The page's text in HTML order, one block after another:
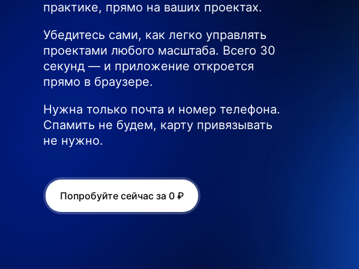
практике, прямо на ваших проектах.
Убедитесь сами, как легко управлять
проектами любого масштаба. Всего 30
секунд — и приложение откроется
прямо в браузере.
Нужна только почта и номер телефона.
Спамить не будем, карту привязывать
не нужно.
Попробуйте сейчас за 0 ₽